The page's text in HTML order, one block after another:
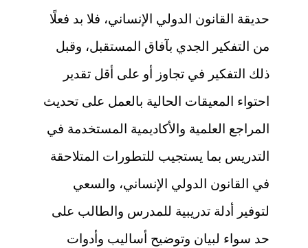
حديقة القانون الدولي الإنساني، فلا بد فعلًا
من التفكير الجدي بآفاق المستقبل، وقبل
ذلك التفكير في تجاوز أو على أقل تقدير
احتواء المعيقات الحالية بالعمل على تحديث
المراجع العلمية والأكاديمية المستخدمة في
التدريس بما يستجيب للتطورات المتلاحقة
في القانون الدولي الإنساني، والسعي
لتوفير أدلة تدريبية للمدرس والطالب على
حد سواء لبيان وتوضيح أساليب وأدوات